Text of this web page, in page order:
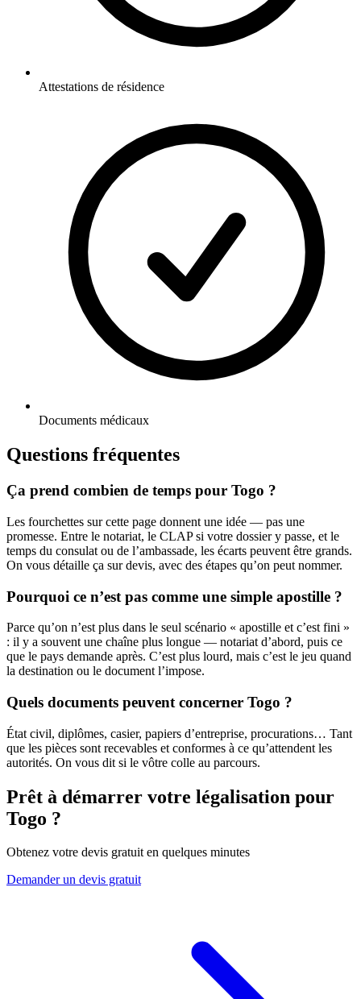
Attestations de résidence
Documents médicaux
Questions fréquentes
Ça prend combien de temps pour Togo ?
Les fourchettes sur cette page donnent une idée — pas une
promesse. Entre le notariat, le CLAP si votre dossier y passe, et le
temps du consulat ou de l’ambassade, les écarts peuvent être grands.
On vous détaille ça sur devis, avec des étapes qu’on peut nommer.
Pourquoi ce n’est pas comme une simple apostille ?
Parce qu’on n’est plus dans le seul scénario « apostille et c’est fini »
: il y a souvent une chaîne plus longue — notariat d’abord, puis ce
que le pays demande après. C’est plus lourd, mais c’est le jeu quand
la destination ou le document l’impose.
Quels documents peuvent concerner Togo ?
État civil, diplômes, casier, papiers d’entreprise, procurations… Tant
que les pièces sont recevables et conformes à ce qu’attendent les
autorités. On vous dit si le vôtre colle au parcours.
Prêt à démarrer votre légalisation pour
Togo ?
Obtenez votre devis gratuit en quelques minutes
Demander un devis gratuit